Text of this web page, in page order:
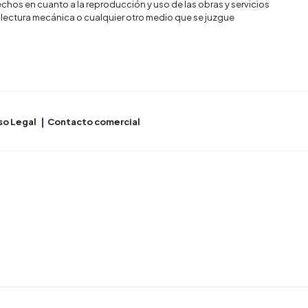
en cuanto a la reproducción y uso de las obras y servicios
mecánica o cualquier otro medio que se juzgue
Legal Contacto comercial